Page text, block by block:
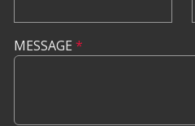
MESSAGE *